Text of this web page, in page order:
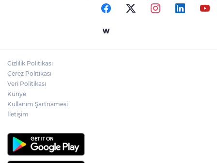
Gizlilik Politikası
Çerez Politikası
Veri Politikası
Künye
Kullanım Şartnamesi
İletişim